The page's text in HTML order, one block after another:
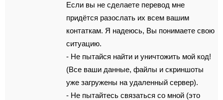
Если вы не сделаете перевод мне
придётся разослать их всем вашим
контаткам. Я надеюсь, Вы понимаете свою
ситуацию.
- Не пытайся найти и уничтожить мой код!
(Все ваши данные, файлы и скриншоты
уже загружены на удаленный сервер).
- Не пытайтесь связаться со мной (это